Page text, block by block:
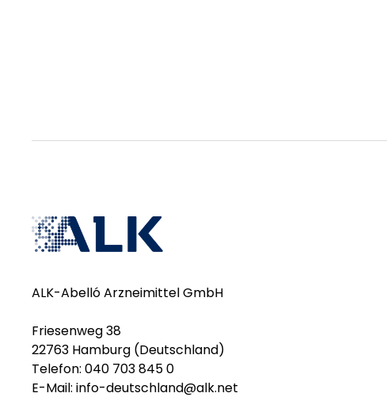
ALK-Abelló Arzneimittel GmbH
Friesenweg 38
22763 Hamburg (Deutschland)
Telefon: 040 703 845 0
E-Mail: info-deutschland@alk.net